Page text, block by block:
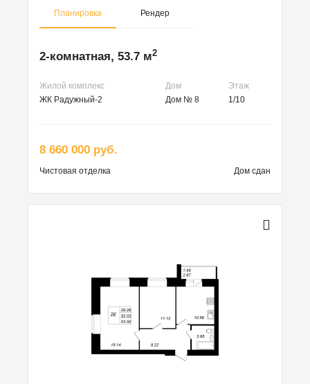
Планировка Рендер
2-комнатная, 53.7 м2
Жилой комплекс Дом
Этаж
ЖК Радужный-2
Дом № 8 1/10
8 660 000 руб.
Чистовая отделка Дом сдан